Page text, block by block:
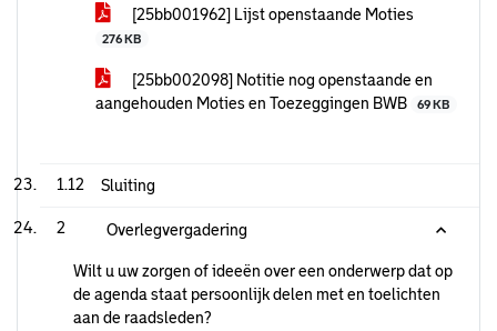
[25bb001962] Lijst openstaande Moties
276 KB
[25bb002098] Notitie nog openstaande en
aangehouden Moties en Toezeggingen BWB
69 KB
1.12 Sluiting
2 Overlegvergadering
Wilt u uw zorgen of ideeën over een onderwerp dat op
de agenda staat persoonlijk delen met en toelichten
aan de raadsleden?